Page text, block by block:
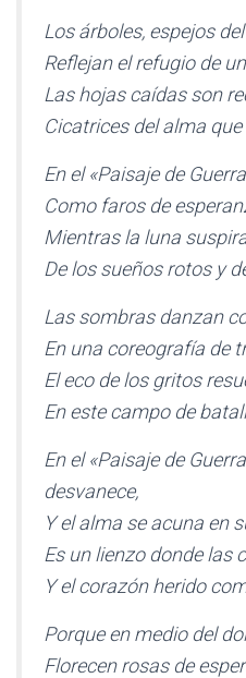
Los árboles, espejos
Reflejan el refugio de
Las hojas caídas son
Cicatrices del alma
En el «Paisaje de
Como faros de
Mientras la luna
De los sueños rotos y
Las sombras danzan
En una coreografía de
El eco de los gritos
En este campo de
En el «Paisaje de
desvanece,
Y el alma se acuna en
Es un lienzo donde las
Y el corazón herido
Porque en medio del
Florecen rosas de